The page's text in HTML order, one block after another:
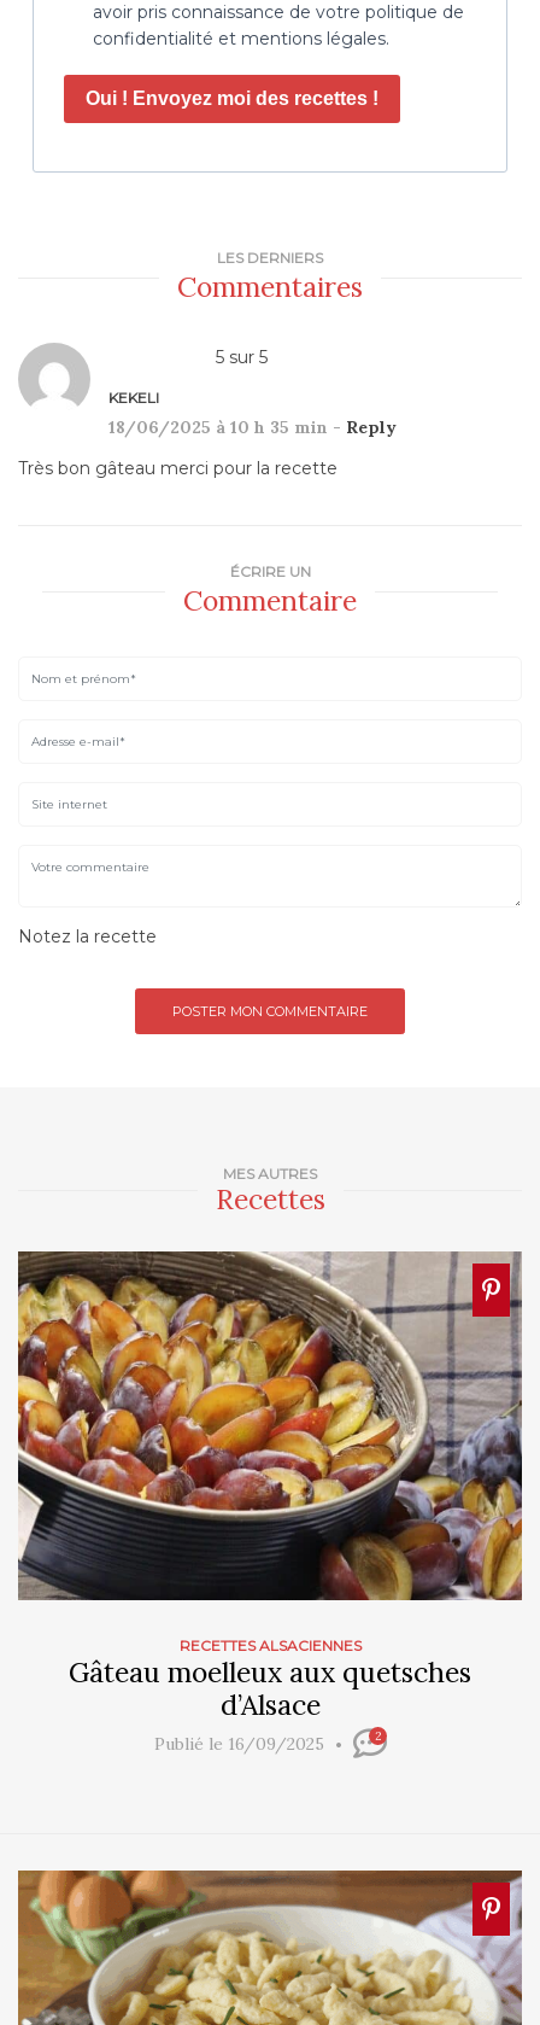
avoir pris connaissance de votre politique de
confidentialité et mentions légales.
Oui ! Envoyez moi des recettes !
MES AUTRES
Recettes
RECETTES ALSACIENNES
Gâteau moelleux aux quetsches
d’Alsace
Publié le 16/09/2025 2
LES DERNIERS
Commentaires
5 sur 5
KEKELI
18/06/2025 à 10 h 35 min - Reply
Très bon gâteau merci pour la recette
ÉCRIRE UN
Commentaire
Notez la recette